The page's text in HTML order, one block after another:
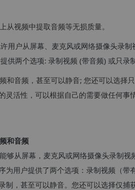
从视频中提取音频等无损质量。
用户从屏幕、麦克风或网络摄像头录
供两个选项: 录制视频 (带音频) 或只录
和音频，甚至可以静音; 您还可以选择
灵活性，可以根据自己的需要做任何事情
和音频
够从屏幕，麦克风或网络摄像头录制
为用户提供了两个选项：录制视频（带
制，甚至可以静音。您还可以选择仅捕